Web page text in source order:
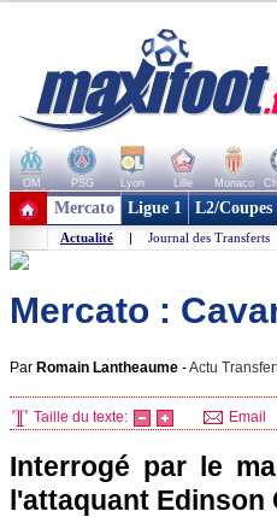
OM PSG Lyon Lille Monaco
+ de clubs
Mercato Ligue 1 L2/Coupes
Actualité | Journal des Transferts
Mercato :
Par Romain Lantheaume -Actu
Taille du texte: Email
Interrogé par le
l'attaquant Edinson